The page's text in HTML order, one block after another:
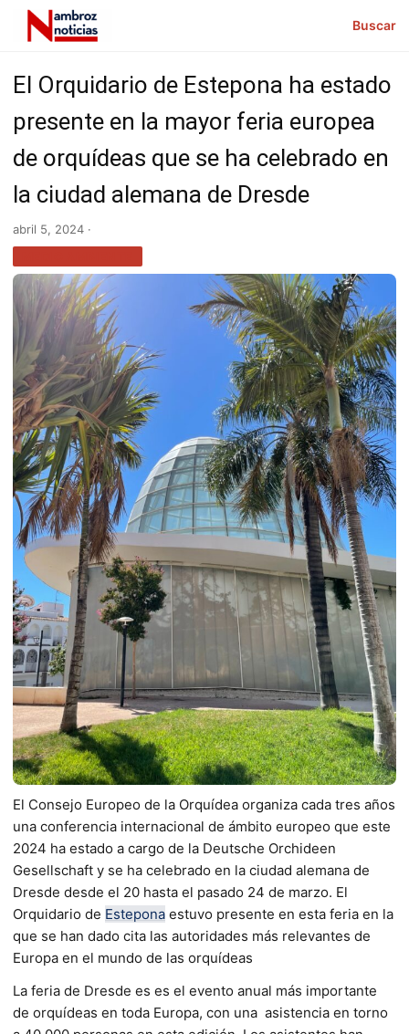
Buscar
El Orquidario de Estepona ha estado
presente en la mayor feria europea
de orquídeas que se ha celebrado en
la ciudad alemana de Dresde
abril 5, 2024 ·
El Consejo Europeo de la Orquídea organiza cada tres años
una conferencia internacional de ámbito europeo que este
2024 ha estado a cargo de la Deutsche Orchideen
Gesellschaft y se ha celebrado en la ciudad alemana de
Dresde desde el 20 hasta el pasado 24 de marzo. El
Orquidario de Estepona estuvo presente en esta feria en la
que se han dado cita las autoridades más relevantes de
Europa en el mundo de las orquídeas
La feria de Dresde es es el evento anual más importante
de orquídeas en toda Europa, con una asistencia en torno